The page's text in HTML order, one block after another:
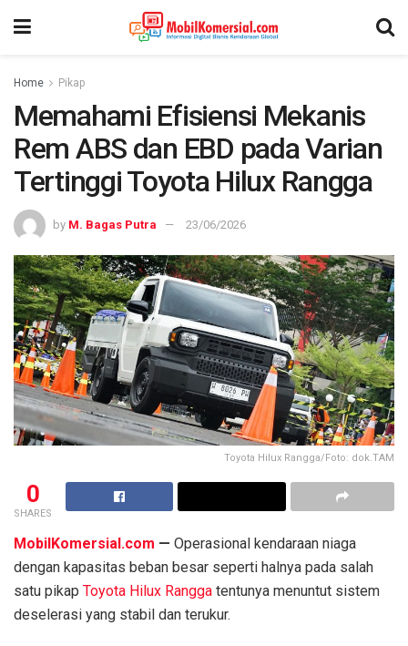
Home Pikap
Memahami Efisiensi Mekanis
Rem ABS dan EBD pada Varian
Tertinggi Toyota Hilux Rangga
by M. Bagas Putra 23/06/2026
Toyota Hilux Rangga/Foto: dok.TAM
0
SHARES
MobilKomersial.com — Operasional kendaraan niaga
dengan kapasitas beban besar seperti halnya pada salah
satu pikap Toyota Hilux Rangga tentunya menuntut sistem
deselerasi yang stabil dan terukur.